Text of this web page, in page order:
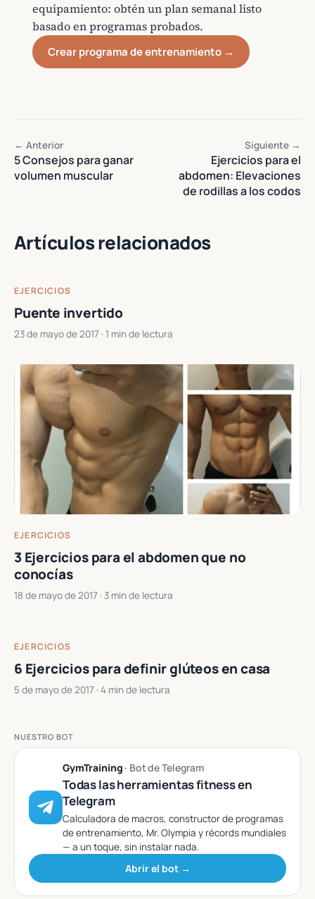
equipamiento: obtén un plan semanal listo
basado en programas probados.
Crear programa de entrenamiento →
← Anterior
5 Consejos para ganar
volumen muscular
Siguiente →
Ejercicios para el
abdomen: Elevaciones
de rodillas a los codos
Artículos relacionados
EJERCICIOS
Puente invertido
23 de mayo de 2017 · 1 min de lectura
EJERCICIOS
3 Ejercicios para el abdomen que no
conocías
18 de mayo de 2017 · 3 min de lectura
EJERCICIOS
6 Ejercicios para definir glúteos en casa
5 de mayo de 2017 · 4 min de lectura
NUESTRO BOT
GymTraining · Bot de Telegram
Todas las herramientas fitness en
Telegram
Calculadora de macros, constructor de programas
de entrenamiento, Mr. Olympia y récords mundiales
— a un toque, sin instalar nada.
Abrir el bot →